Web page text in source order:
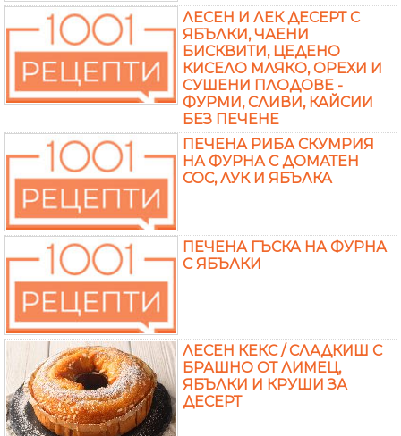
ЛЕСЕН И ЛЕК ДЕСЕРТ С
ЯБЪЛКИ, ЧАЕНИ
БИСКВИТИ, ЦЕДЕНО
КИСЕЛО МЛЯКО, ОРЕХИ И
СУШЕНИ ПЛОДОВЕ -
ФУРМИ, СЛИВИ, КАЙСИИ
БЕЗ ПЕЧЕНЕ
ПЕЧЕНА РИБА СКУМРИЯ
НА ФУРНА С ДОМАТЕН
СОС, ЛУК И ЯБЪЛКА
ПЕЧЕНА ГЪСКА НА ФУРНА
С ЯБЪЛКИ
ЛЕСЕН КЕКС / СЛАДКИШ С
БРАШНО ОТ ЛИМЕЦ,
ЯБЪЛКИ И КРУШИ ЗА
ДЕСЕРТ